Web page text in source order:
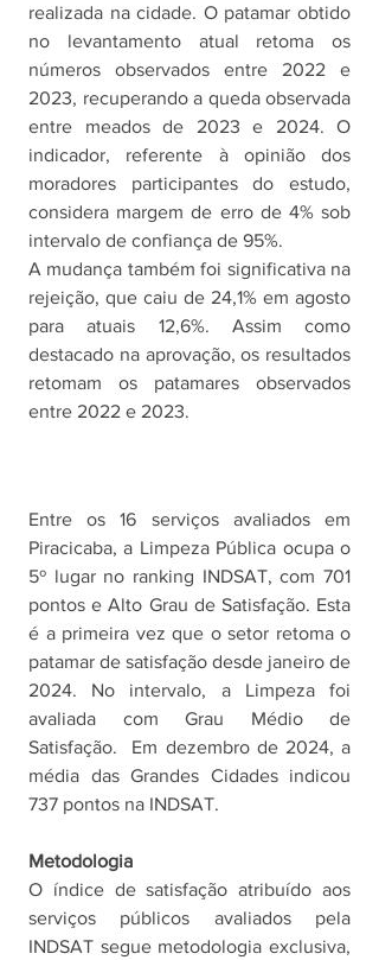
realizada na cidade. O patamar obtido
no levantamento atual retoma os
números observados entre 2022 e
2023, recuperando a queda observada
entre meados de 2023 e 2024. O
indicador, referente à opinião dos
moradores participantes do estudo,
considera margem de erro de 4% sob
intervalo de confiança de 95%.
A mudança também foi significativa na
rejeição, que caiu de 24,1% em agosto
para atuais 12,6%. Assim como
destacado na aprovação, os resultados
retomam os patamares observados
entre 2022 e 2023.
Entre os 16 serviços avaliados em
Piracicaba, a Limpeza Pública ocupa o
5º lugar no ranking INDSAT, com 701
pontos e Alto Grau de Satisfação. Esta
é a primeira vez que o setor retoma o
patamar de satisfação desde janeiro de
2024. No intervalo, a Limpeza foi
avaliada com Grau Médio de
Satisfação.  Em dezembro de 2024, a
média das Grandes Cidades indicou
737 pontos na INDSAT.
Metodologia
O índice de satisfação atribuído aos
serviços públicos avaliados pela
INDSAT segue metodologia exclusiva,